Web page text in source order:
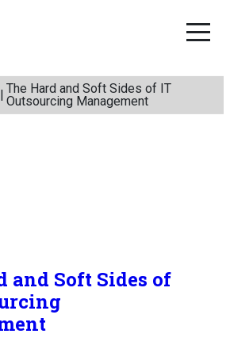
The Hard and Soft Sides of IT
Outsourcing Management
and Soft Sides of